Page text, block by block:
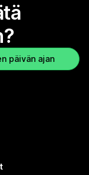
päivän ajan